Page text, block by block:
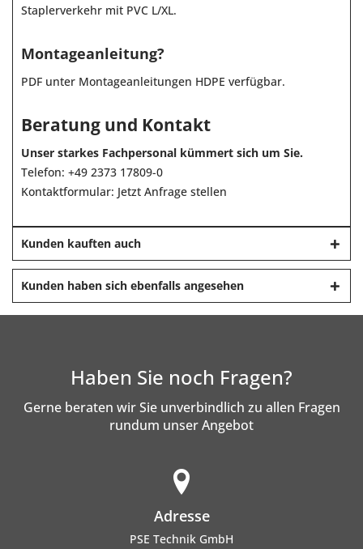
Staplerverkehr mit PVC L/XL.
Montageanleitung?
PDF unter Montageanleitungen HDPE verfügbar.
Beratung und Kontakt
Unser starkes Fachpersonal kümmert sich um Sie.
Telefon: +49 2373 17809-0
Kontaktformular: Jetzt Anfrage stellen
Kunden kauften auch
Kunden haben sich ebenfalls angesehen
Haben Sie noch Fragen?
Gerne beraten wir Sie unverbindlich zu allen Fragen
rundum unser Angebot
Adresse
PSE Technik GmbH